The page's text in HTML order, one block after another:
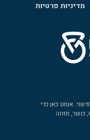
מדיניות פרטיות
אנחנו כאן כדי
כושר, תזונה